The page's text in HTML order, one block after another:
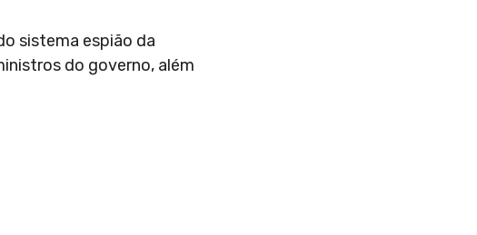
sistema espião da
do governo, além